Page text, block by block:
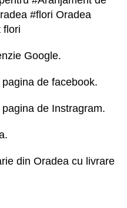
#flori Oradea
flori
Google.
de facebook.
de Instragram.
din Oradea cu livrare